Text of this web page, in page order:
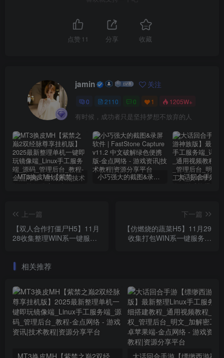
点赞 11 分享 收藏
jamin 关注
0 2110 0 1 1205W+
有时候，成功者只是坚持梦想不放弃的人
MT3换皮MH【紫禁之巅2双经脉尊享挂机版】2025最新整理单机一键即玩镜像端_Linux手工服务端_源码_管理后台_教程 小巧强大的截图&录屏软件 | FastStone Capture v11.2 中文破解绿色便携版
上一篇
【双人合作打僵尸H5】11月
28收集整理WIN系一键服务
教程_附赠源码
下一篇
【仿燃烧的蔬菜H5】11月29
收集打包WIN系一键服务端
相关推荐